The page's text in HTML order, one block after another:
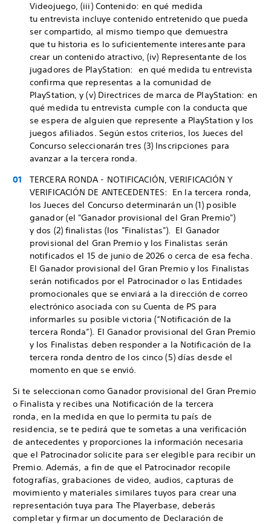
Videojuego, (iii) Contenido: en qué medida
tu entrevista incluye contenido entretenido que pueda
ser compartido, al mismo tiempo que demuestra
que tu historia es lo suficientemente interesante para
crear un contenido atractivo, (iv) Representante de los
jugadores de PlayStation: en qué medida tu entrevista
confirma que representas a la comunidad de
PlayStation, y (v) Directrices de marca de PlayStation: en
qué medida tu entrevista cumple con la conducta que
se espera de alguien que represente a PlayStation y los
juegos afiliados. Según estos criterios, los Jueces del
Concurso seleccionarán tres (3) Inscripciones para
avanzar a la tercera ronda.
TERCERA RONDA - NOTIFICACIÓN, VERIFICACIÓN Y
VERIFICACIÓN DE ANTECEDENTES: En la tercera ronda,
los Jueces del Concurso determinarán un (1) posible
ganador (el "Ganador provisional del Gran Premio")
y dos (2) finalistas (los "Finalistas"). El Ganador
provisional del Gran Premio y los Finalistas serán
notificados el 15 de junio de 2026 o cerca de esa fecha.
El Ganador provisional del Gran Premio y los Finalistas
serán notificados por el Patrocinador o las Entidades
promocionales que se enviará a la dirección de correo
electrónico asociada con su Cuenta de PS para
informarles su posible victoria (“Notificación de la
tercera Ronda”). El Ganador provisional del Gran Premio
y los Finalistas deben responder a la Notificación de la
tercera ronda dentro de los cinco (5) días desde el
momento en que se envió.
Si te seleccionan como Ganador provisional del Gran Premio
o Finalista y recibes una Notificación de la tercera
ronda, en la medida en que lo permita tu país de
residencia, se te pedirá que te sometas a una verificación
de antecedentes y proporciones la información necesaria
que el Patrocinador solicite para ser elegible para recibir un
Premio. Además, a fin de que el Patrocinador recopile
fotografías, grabaciones de video, audios, capturas de
movimiento y materiales similares tuyos para crear una
representación tuya para The Playerbase, deberás
completar y firmar un documento de Declaración de